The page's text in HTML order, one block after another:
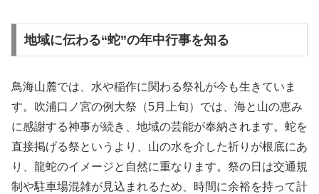
地域に伝わる“蛇”の年中行事を知る
鳥海山麓では、水や稲作に関わる祭礼が今も生きていま
す。吹浦口ノ宮の例大祭（5月上旬）では、海と山の恵み
に感謝する神事が続き、地域の芸能が奉納されます。蛇を
直接掲げる祭というより、山の水を介した祈りが根底にあ
り、龍蛇のイメージと自然に重なります。祭の日は交通規
制や駐車場混雑が見込まれるため、時間に余裕を持って計